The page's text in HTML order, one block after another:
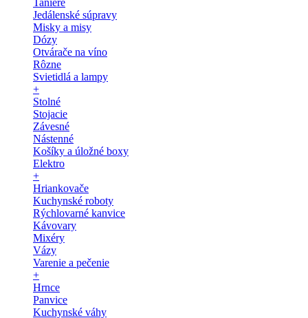
Taniere
Jedálenské súpravy
Misky a misy
Dózy
Otvárače na víno
Rôzne
Svietidlá a lampy
+
Stolné
Stojacie
Závesné
Nástenné
Košíky a úložné boxy
Elektro
+
Hriankovače
Kuchynské roboty
Rýchlovarné kanvice
Kávovary
Mixéry
Vázy
Varenie a pečenie
+
Hrnce
Panvice
Kuchynské váhy